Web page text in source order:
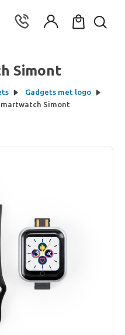
Simont
Gadgets met logo
Simont